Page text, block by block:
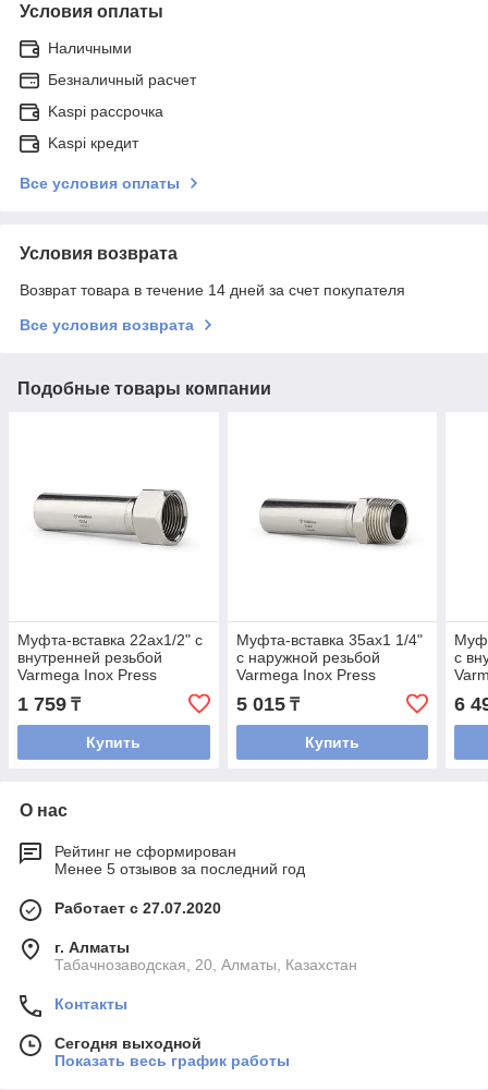
Условия оплаты
Наличными
Безналичный расчет
Kaspi рассрочка
Kaspi кредит
Все условия оплаты
Условия возврата
Возврат товара в течение 14 дней за счет покупателя
Все условия возврата
Подобные товары компании
Муфта-вставка 22ax1/2" с
внутренней резьбой
Varmega Inox Press
1 759 ₸
Купить
Муфта-вставка 35ax1 1/4"
с наружной резьбой
Varmega Inox Press
5 015₸
Купить
с
6
О нас
Рейтинг не сформирован
Менее 5 отзывов за последний год
Работает с 27.07.2020
г. Алматы
Табачнозаводская, 20, Алматы, Казахстан
Контакты
Сегодня выходной
Показать весь график работы